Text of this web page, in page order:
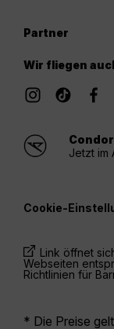
Partner
Wir fliegen
Jetzt im
Cookie-
Link öffnet
Webseiten
Richtlinien für
* Die Preise